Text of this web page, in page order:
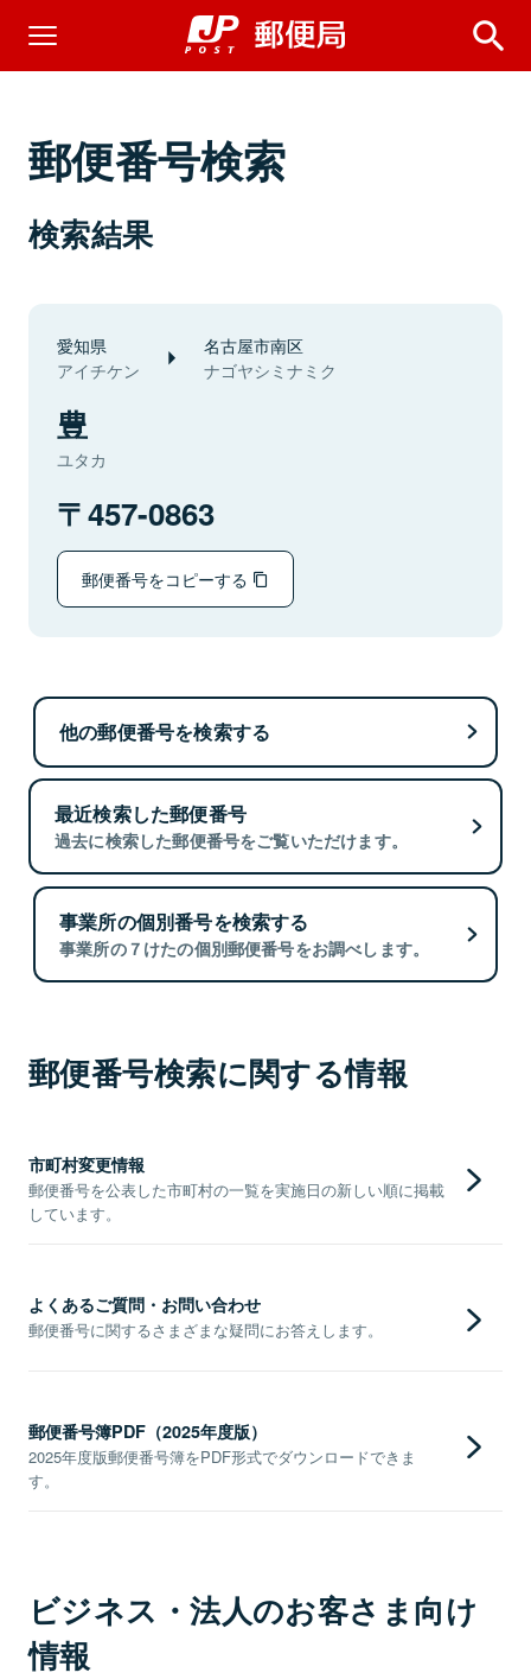
郵便番号検索
検索結果
愛知県
アイチケン
名古屋市南区
ナゴヤシミナミク
豊
ユタカ
457-0863
郵便番号をコピーする
他の郵便番号を検索する
最近検索した郵便番号
過去に検索した郵便番号をご覧いただけます。
事業所の個別番号を検索する
事業所の７けたの個別郵便番号をお調べします。
郵便番号検索に関する情報
市町村変更情報
郵便番号を公表した市町村の一覧を実施日の新しい順に掲載
しています。
よくあるご質問・お問い合わせ
郵便番号に関するさまざまな疑問にお答えします。
郵便番号簿PDF（2025年度版）
2025年度版郵便番号簿をPDF形式でダウンロードできま
す。
ビジネス・法人のお客さま向け
情報